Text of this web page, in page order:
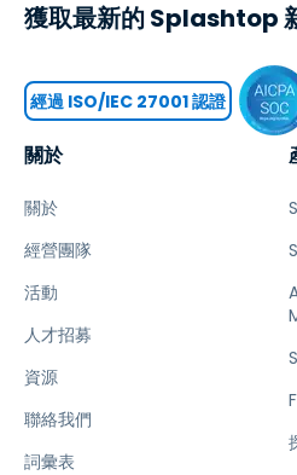
關於
關於
經營團隊
活動
人才招募
資源
聯絡我們
詞彙表
獲取最新的 Splashtop
經過 ISO/IEC 27001 認證